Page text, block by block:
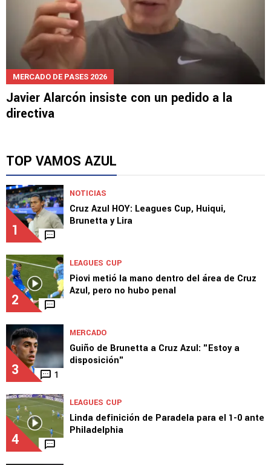
MERCADO DE PASES 2026
Javier Alarcón insiste con un pedido a la
directiva
TOP VAMOS AZUL
1
NOTICIAS
Cruz Azul HOY: Leagues Cup, Huiqui,
Brunetta y Lira
2
LEAGUES CUP
Piovi metió la mano dentro del área de Cruz
Azul, pero no hubo penal
3 1
MERCADO
Guiño de Brunetta a Cruz Azul: "Estoy a
disposición"
4
LEAGUES CUP
Linda definición de Paradela para el 1-0 ante
Philadelphia